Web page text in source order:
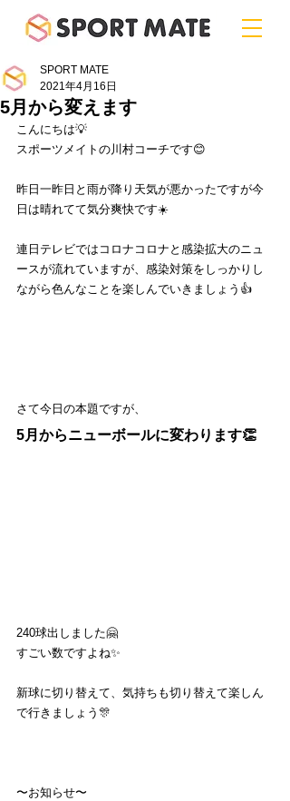
5月から変えます
SPORT MATE
2021年4月16日
こんにちは💡
スポーツメイトの川村コーチです😊
昨日一昨日と雨が降り天気が悪かったですが今
日は晴れてて気分爽快です☀️
連日テレビではコロナコロナと感染拡大のニュ
ースが流れていますが、感染対策をしっかりし
ながら色んなことを楽しんでいきましょう👍
さて今日の本題ですが、
5月からニューボールに変わります👏
240球出しました🤗
すごい数ですよね✨
新球に切り替えて、気持ちも切り替えて楽しん
で行きましょう🎊
〜お知らせ〜